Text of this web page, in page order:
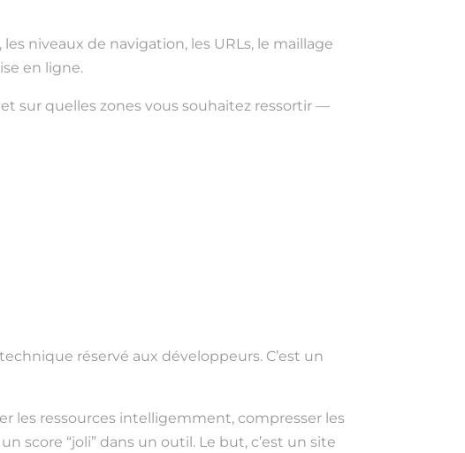
niveaux de navigation, les URLs, le maillage
en ligne.
sur quelles zones vous souhaitez ressortir —
réservé aux développeurs. C’est un
les ressources intelligemment, compresser les
score “joli” dans un outil. Le but, c’est un site